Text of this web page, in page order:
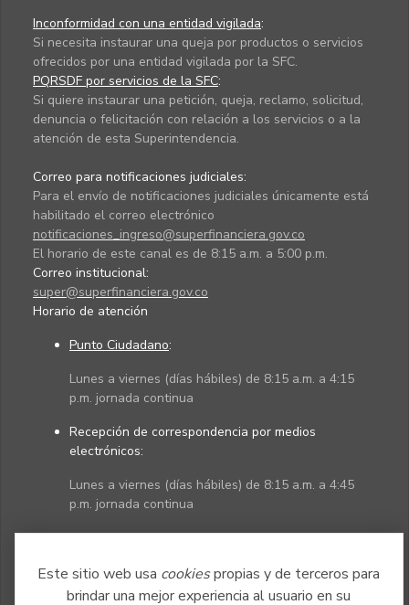
Este sitio web usa cookiespropias y de terceros para
brindar una mejor experiencia al usuario en su
Inconformidad con una entidad vigilada:
Si necesita instaurar una queja por productos o servicios
ofrecidos por una entidad vigilada por la SFC.
PQRSDF por servicios de la SFC:
Si quiere instaurar una petición, queja, reclamo, solicitud,
denuncia o felicitación con relación a los servicios o a la
atención de esta Superintendencia.
Correo para notificaciones judiciales:
Para el envío de notificaciones judiciales únicamente está
habilitado el correo electrónico
notificaciones_ingreso@superfinanciera.gov.co
El horario de este canal es de 8:15 a.m. a 5:00 p.m.
Correo institucional:
super@superfinanciera.gov.co
Horario de atención
Punto Ciudadano:
Lunes a viernes (días hábiles) de 8:15 a.m. a 4:15
p.m. jornada continua
Recepción de correspondencia por medios
electrónicos:
Lunes a viernes (días hábiles) de 8:15 a.m. a 4:45
p.m. jornada continua